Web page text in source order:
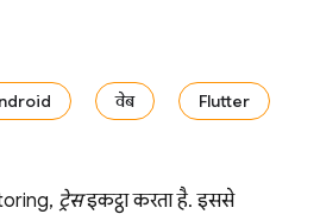
वेब Flutter
, ट्रेसइकट्ठा करता है. इससे